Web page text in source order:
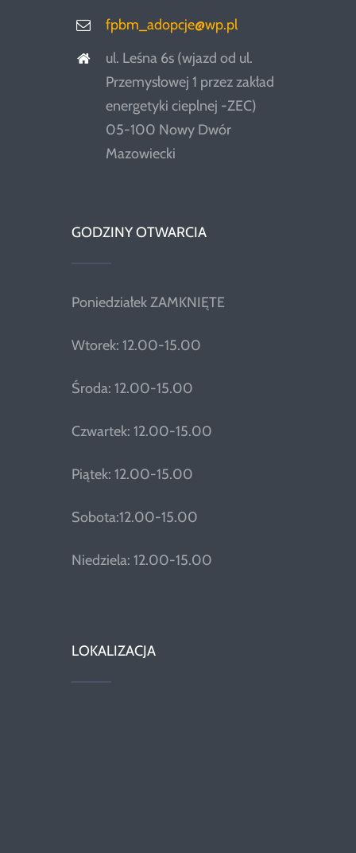
fpbm_adopcje@wp.pl
ul. Leśna 6s (wjazd od ul.
Przemysłowej 1 przez zakład
energetyki cieplnej -ZEC)
05-100 Nowy Dwór
Mazowiecki
GODZINY OTWARCIA
Poniedziałek ZAMKNIĘTE
Wtorek: 12.00-15.00
Środa: 12.00-15.00
Czwartek: 12.00-15.00
Piątek: 12.00-15.00
Sobota:12.00-15.00
Niedziela: 12.00-15.00
LOKALIZACJA